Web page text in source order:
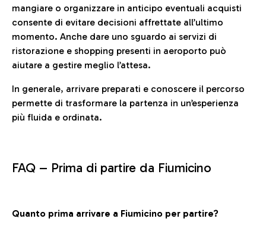
mangiare o organizzare in anticipo eventuali acquisti
consente di evitare decisioni affrettate all’ultimo
momento. Anche dare uno sguardo ai servizi di
ristorazione e shopping presenti in aeroporto può
aiutare a gestire meglio l’attesa.
In generale, arrivare preparati e conoscere il percorso
permette di trasformare la partenza in un’esperienza
più fluida e ordinata.
FAQ – Prima di partire da Fiumicino
Quanto prima arrivare a Fiumicino per partire?